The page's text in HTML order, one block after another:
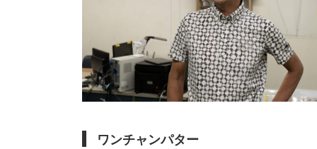
ワンチャンパター